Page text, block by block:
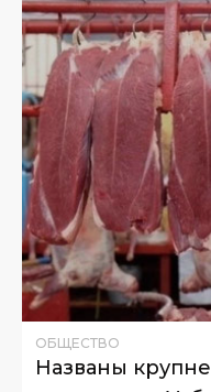
ОБЩЕСТВО
Названы